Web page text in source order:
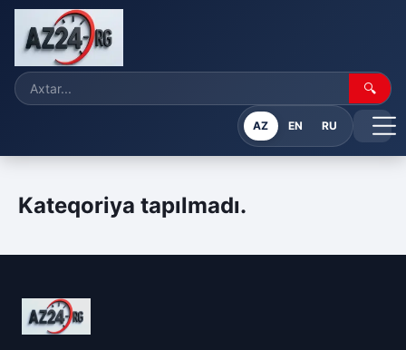
🔍
AZ EN RU
Kateqoriya tapılmadı.